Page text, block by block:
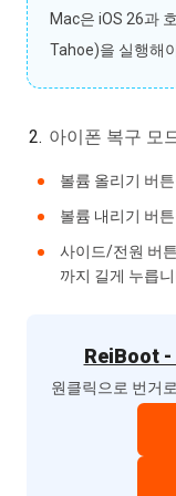
Mac은 iOS 26과
Tahoe)을 실행해
아이폰 복구 모
볼륨 올리기 버
볼륨 내리기 버
사이드/전원 버
까지 길게 누릅니
ReiBoot -
원클릭으로 번거